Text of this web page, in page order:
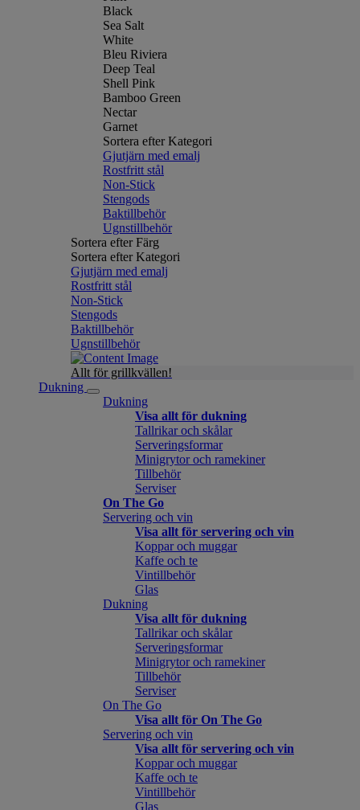
Black
Sea Salt
White
Bleu Riviera
Deep Teal
Shell Pink
Bamboo Green
Nectar
Garnet
Sortera efter Kategori
Gjutjärn med emalj
Rostfritt stål
Non-Stick
Stengods
Baktillbehör
Ugnstillbehör
Sortera efter Färg
Sortera efter Kategori
Gjutjärn med emalj
Rostfritt stål
Non-Stick
Stengods
Baktillbehör
Ugnstillbehör
Allt för grillkvällen!
Dukning
Dukning
Visa allt för dukning
Tallrikar och skålar
Serveringsformar
Minigrytor och ramekiner
Tillbehör
Serviser
On The Go
Servering och vin
Visa allt för servering och vin
Koppar och muggar
Kaffe och te
Vintillbehör
Glas
Dukning
Visa allt för dukning
Tallrikar och skålar
Serveringsformar
Minigrytor och ramekiner
Tillbehör
Serviser
On The Go
Visa allt för On The Go
Servering och vin
Visa allt för servering och vin
Koppar och muggar
Kaffe och te
Vintillbehör
Glas